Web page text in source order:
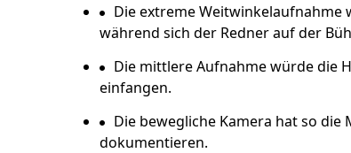
Die extreme
während sich der Redner auf der
Die mittlere Aufnahme würde die
einfangen.
Die bewegliche Kamera hat so die
dokumentieren.